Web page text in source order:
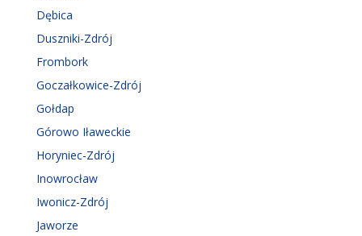
Dębica
Duszniki-Zdrój
Frombork
Goczałkowice-Zdrój
Gołdap
Górowo Iławeckie
Horyniec-Zdrój
Inowrocław
Iwonicz-Zdrój
Jaworze